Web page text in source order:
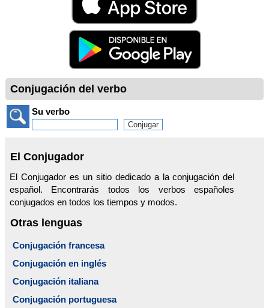
Conjugación del verbo
Su verbo
El Conjugador
El Conjugador es un sitio dedicado a la conjugación del
español. Encontrarás todos los verbos españoles
conjugados en todos los tiempos y modos.
Otras lenguas
Conjugación francesa
Conjugación en inglés
Conjugación italiana
Conjugación portuguesa